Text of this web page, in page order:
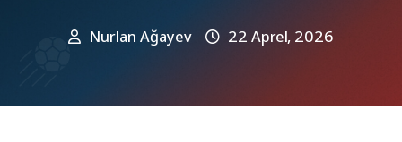
Nurlan Ağayev 22 Aprel, 2026